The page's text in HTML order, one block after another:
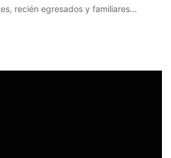
recién egresados y familiares…